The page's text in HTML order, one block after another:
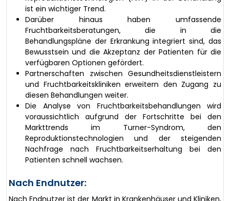
ist ein wichtiger Trend.
Darüber hinaus haben umfassende
Fruchtbarkeitsberatungen, die in die
Behandlungspläne der Erkrankung integriert sind, das
Bewusstsein und die Akzeptanz der Patienten für die
verfügbaren Optionen gefördert.
Partnerschaften zwischen Gesundheitsdienstleistern
und Fruchtbarkeitskliniken erweitern den Zugang zu
diesen Behandlungen weiter.
Die Analyse von Fruchtbarkeitsbehandlungen wird
voraussichtlich aufgrund der Fortschritte bei den
Markttrends im Turner-Syndrom, den
Reproduktionstechnologien und der steigenden
Nachfrage nach Fruchtbarkeitserhaltung bei den
Patienten schnell wachsen.
Nach Endnutzer:
Nach Endnutzer ist der Markt in Krankenhäuser und Kliniken,